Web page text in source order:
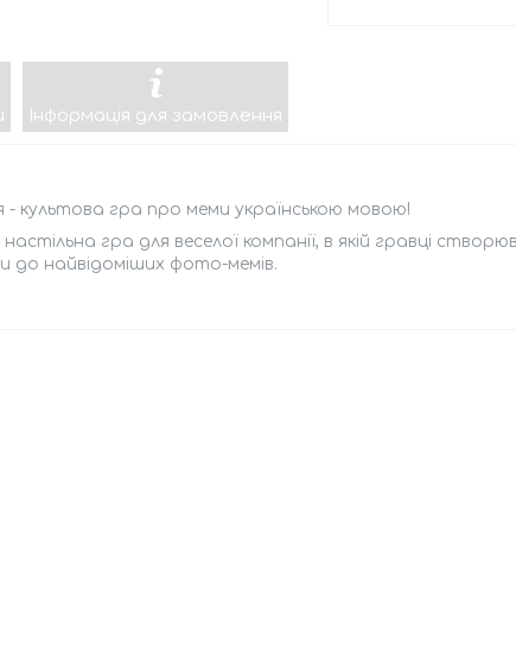
Інформація для замовлення
- культова гра про меми українською мовою!
гра для веселої компанії, в якій гравці
до найвідоміших фото-мемів.